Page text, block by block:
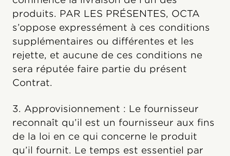
produits. PAR LES PRÉSENTES, OCTA
s’oppose expressément à ces conditions
supplémentaires ou différentes et les
rejette, et aucune de ces conditions ne
sera réputée faire partie du présent
Contrat.
3. Approvisionnement : Le fournisseur
reconnaît qu’il est un fournisseur aux fins
de la loi en ce qui concerne le produit
qu’il fournit. Le temps est essentiel par